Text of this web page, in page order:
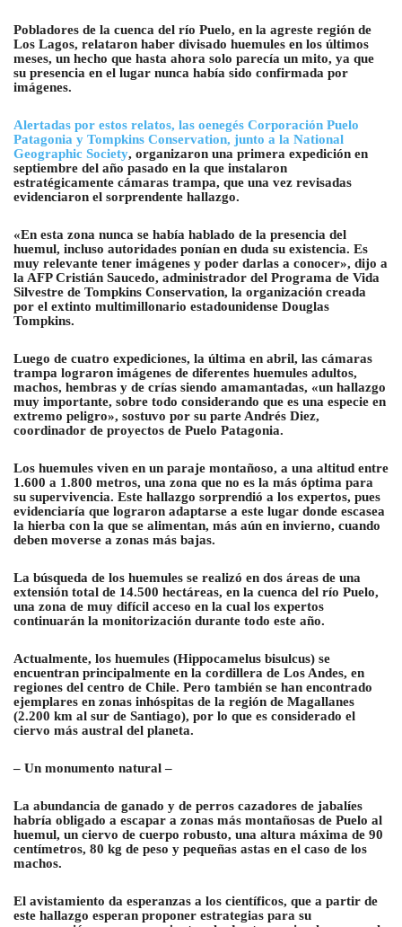
Pobladores de la cuenca del río Puelo, en la agreste región de
Los Lagos, relataron haber divisado huemules en los últimos
meses, un hecho que hasta ahora solo parecía un mito, ya que
su presencia en el lugar nunca había sido confirmada por
imágenes.
Alertadas por estos relatos, las oenegés Corporación Puelo
Patagonia y Tompkins Conservation, junto a la National
Geographic Society, organizaron una primera expedición en
septiembre del año pasado en la que instalaron
estratégicamente cámaras trampa, que una vez revisadas
evidenciaron el sorprendente hallazgo.
«En esta zona nunca se había hablado de la presencia del
huemul, incluso autoridades ponían en duda su existencia. Es
muy relevante tener imágenes y poder darlas a conocer», dijo a
la AFP Cristián Saucedo, administrador del Programa de Vida
Silvestre de Tompkins Conservation, la organización creada
por el extinto multimillonario estadounidense Douglas
Tompkins.
Luego de cuatro expediciones, la última en abril, las cámaras
trampa lograron imágenes de diferentes huemules adultos,
machos, hembras y de crías siendo amamantadas, «un hallazgo
muy importante, sobre todo considerando que es una especie en
extremo peligro», sostuvo por su parte Andrés Diez,
coordinador de proyectos de Puelo Patagonia.
Los huemules viven en un paraje montañoso, a una altitud entre
1.600 a 1.800 metros, una zona que no es la más óptima para
su supervivencia. Este hallazgo sorprendió a los expertos, pues
evidenciaría que lograron adaptarse a este lugar donde escasea
la hierba con la que se alimentan, más aún en invierno, cuando
deben moverse a zonas más bajas.
La búsqueda de los huemules se realizó en dos áreas de una
extensión total de 14.500 hectáreas, en la cuenca del río Puelo,
una zona de muy difícil acceso en la cual los expertos
continuarán la monitorización durante todo este año.
Actualmente, los huemules (Hippocamelus bisulcus) se
encuentran principalmente en la cordillera de Los Andes, en
regiones del centro de Chile. Pero también se han encontrado
ejemplares en zonas inhóspitas de la región de Magallanes
(2.200 km al sur de Santiago), por lo que es considerado el
ciervo más austral del planeta.
– Un monumento natural –
La abundancia de ganado y de perros cazadores de jabalíes
habría obligado a escapar a zonas más montañosas de Puelo al
huemul, un ciervo de cuerpo robusto, una altura máxima de 90
centímetros, 80 kg de peso y pequeñas astas en el caso de los
machos.
El avistamiento da esperanzas a los científicos, que a partir de
este hallazgo esperan proponer estrategias para su